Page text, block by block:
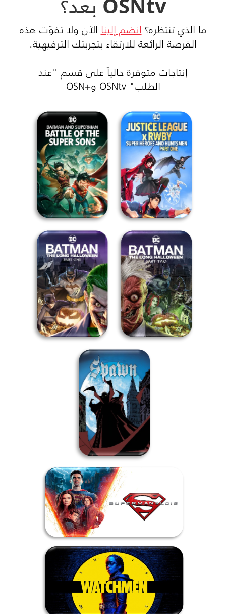
ما الذي تنتظره؟انضم إليناالآن ولا تفوّت هذه
الفرصة الرائعة للارتقاء بتجربتك الترفيهية.
إنتاجات متوفرة حالياً على قسم "عند
الطلب" OSNtv وOSN+